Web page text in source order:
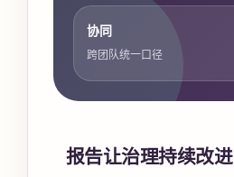
协同
跨团队统一口径
报告让治理持续改进